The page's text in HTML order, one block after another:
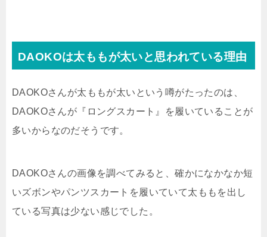
DAOKOは太ももが太いと思われている理由
DAOKOさんが太ももが太いという噂がたったのは、
DAOKOさんが『ロングスカート』を履いていることが
多いからなのだそうです。
DAOKOさんの画像を調べてみると、確かになかなか短
いズボンやパンツスカートを履いていて太ももを出し
ている写真は少ない感じでした。